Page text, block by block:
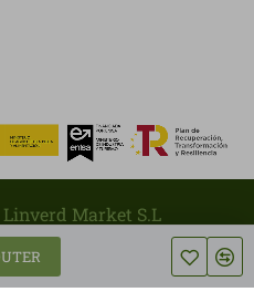
Linverd Market S.L